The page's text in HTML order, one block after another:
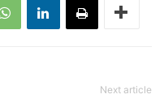
Next article